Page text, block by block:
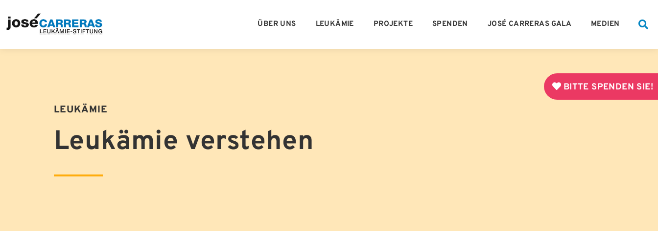
BITTE SPENDEN SIE!
ÜBER UNS LEUKÄMIE PROJEKTE SPENDEN JOSÉ CARRERAS GALA MEDIEN
LEUKÄMIE
Leukämie verstehen